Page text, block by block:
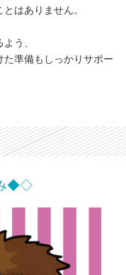
はありません。
う、
た準備もしっかりサポー
◆◇